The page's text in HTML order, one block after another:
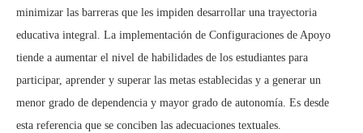
minimizar las barreras que les impiden desarrollar una trayectoria
educativa integral. La implementación de Configuraciones de Apoyo
tiende a aumentar el nivel de habilidades de los estudiantes para
participar, aprender y superar las metas establecidas y a generar un
menor grado de dependencia y mayor grado de autonomía. Es desde
esta referencia que se conciben las adecuaciones textuales.